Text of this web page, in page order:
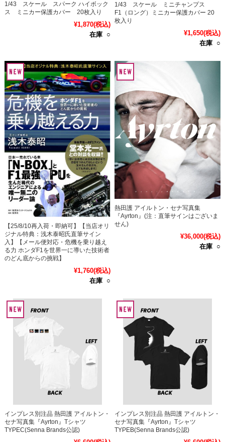
1/43 スケール スパーク ハイボック
ス ミニカー保護カバー 20枚入り
¥1,870(税込)
在庫 ○
1/43 スケール ミニチャンプス
F1（ロング）ミニカー保護カバー 20
枚入り
¥1,650(税込)
在庫 ○
【25/8/10再入荷・即納可】【当店オリ
ジナル特典：浅木泰昭氏直筆サイン
入】【メール便対応・危機を乗り越え
る力 ホンダF1を世界一に導いた技術者
のどん底からの挑戦】
¥1,760(税込)
在庫 ○
熱田護 アイルトン・セナ写真集
『Ayrton』(注：直筆サインはございま
せん)
¥36,000(税込)
在庫 ○
インプレス別注品 熱田護 アイルトン・
セナ写真集『Ayrton』Tシャツ
TYPEC(Senna Brands公認)
インプレス別注品 熱田護 アイルトン・
セナ写真集『Ayrton』Tシャツ
TYPEB(Senna Brands公認)